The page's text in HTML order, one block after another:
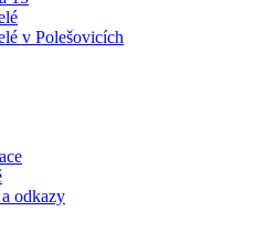
v Polešovicích
odkazy